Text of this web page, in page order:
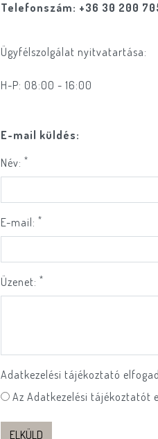
Telefonszám: +36 30 200
Ügyfélszolgálat nyitvatartása:
H-P: 08:00 - 16:00
E-mail küldés:
Név: *
E-mail: *
Üzenet: *
Adatkezelési tájékoztató
Az Adatkezelési tájékoztatót
ELKÜLD